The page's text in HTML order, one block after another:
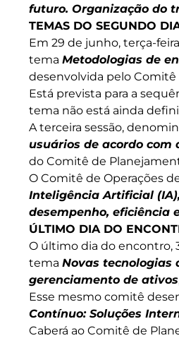
futuro. Organização do
TEMAS DO SEGUNDO
Em 29 de junho, terça-
tema Metodologias de
desenvolvida pelo Comitê
Está prevista para a
tema não está ainda
A terceira sessão,
usuários de acordo com
do Comitê de
O Comitê de Operações
Inteligência Artificial
desempenho, eficiência
ÚLTIMO DIA DO
O último dia do encontro,
tema Novas tecnologias
gerenciamento de ativos
Esse mesmo comitê
Contínuo: Soluções
Caberá ao Comitê de